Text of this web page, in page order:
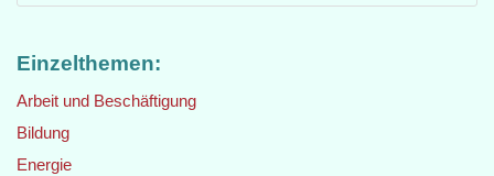
Einzelthemen:
Arbeit und Beschäftigung
Bildung
Energie